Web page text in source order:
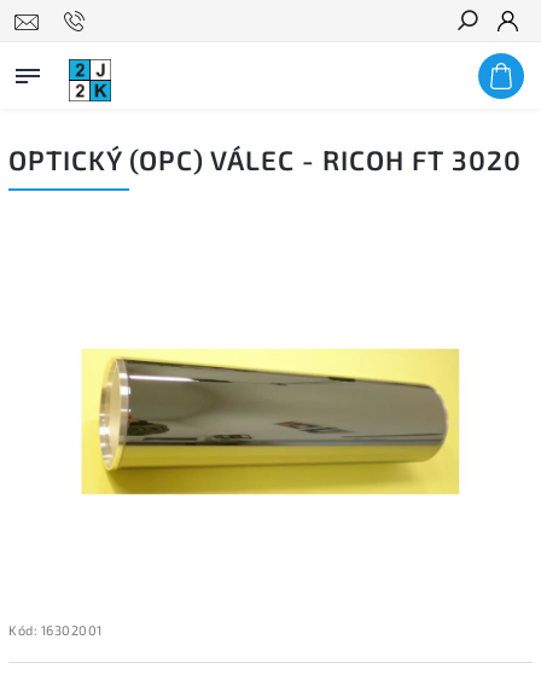
Hledat
OPTICKÝ (OPC) VÁLEC - RICOH FT 3020
Kód: 16302001